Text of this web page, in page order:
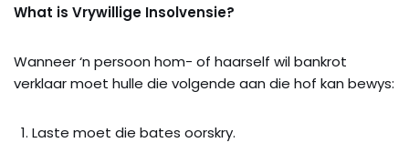
What is Vrywillige Insolvensie?
Wanneer ‘n persoon hom- of haarself wil bankrot
verklaar moet hulle die volgende aan die hof kan bewys:
Laste moet die bates oorskry.